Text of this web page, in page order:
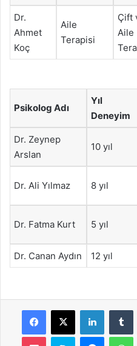
Dr.
Ahmet
Koç
Aile
Terapisi
Çift
Aile
Psikolog Adı
Yıl
Deneyim
Dr. Zeynep
Arslan
10 yıl
Dr. Ali Yılmaz 8 yıl
Dr. Fatma Kurt 5 yıl
Dr. Canan Aydın 12 yıl
Facebook
X LinkedIn
Pocket Skype